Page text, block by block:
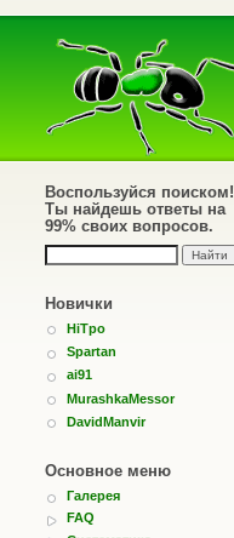
Воспользуйся поиском!
Ты найдешь ответы на
99% своих вопросов.
Новички
HiTpo
Spartan
ai91
MurashkaMessor
DavidManvir
Основное меню
Галерея
FAQ